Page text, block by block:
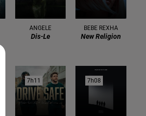
ANGELE
Dis-Le
BEBE REXHA
New Religion
7h11
7h11 7h08
7h08